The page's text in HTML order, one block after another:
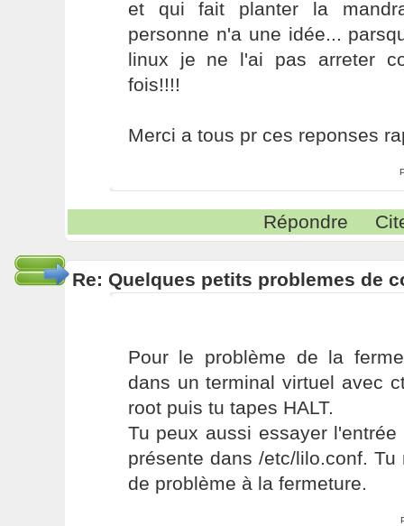
et qui fait planter la
personne n'a une idée...
linux je ne l'ai pas arreter
fois!!!!
Merci a tous pr ces reponses
Répondre
Re: Quelques petits problemes de
Pour le problème de la
dans un terminal virtuel avec
root puis tu tapes HALT.
Tu peux aussi essayer
présente dans /etc/lilo.conf.
de problème à la fermeture.